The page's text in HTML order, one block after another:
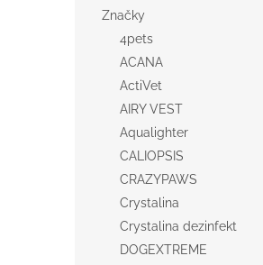
Značky
4pets
ACANA
ActiVet
AIRY VEST
Aqualighter
CALIOPSIS
CRAZYPAWS
Crystalina
Crystalina dezinfekt
DOGEXTREME